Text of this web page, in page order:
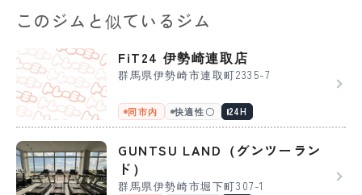
このジムと似ているジム
FiT24 伊勢崎連取店
群馬県伊勢崎市連取町2335-7
同市内 快適性〇 24H
GUNTSU LAND（グンツーラン
ド）
群馬県伊勢崎市堀下町307-1